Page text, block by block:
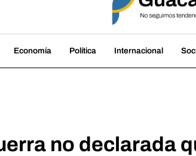
Economía Política Internacional
no declarada